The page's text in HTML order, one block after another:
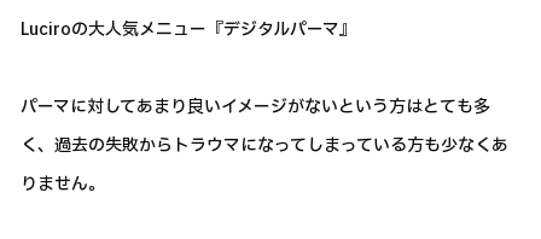
Luciroの大人気メニュー『デジタルパーマ』
パーマに対してあまり良いイメージがないという方はとても多
く、過去の失敗からトラウマになってしまっている方も少なくあ
りません。